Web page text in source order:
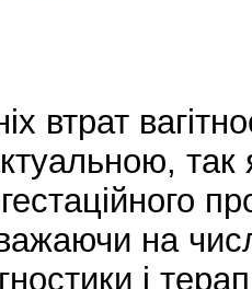
втрат
на
і